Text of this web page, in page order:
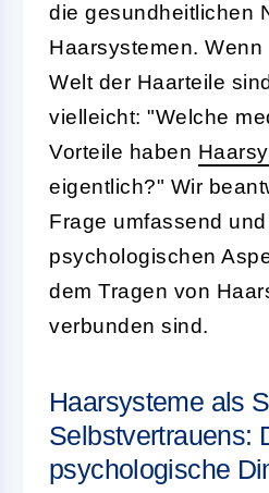
die gesundheitlichen
Haarsystemen.
Welt der Haarteile
vielleicht: "Welche
Vorteile haben
eigentlich?" Wir
Frage umfassend
psychologischen
dem Tragen von
verbunden sind.
Haarsysteme als
Selbstvertrauens:
psychologische